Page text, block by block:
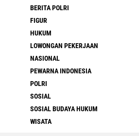
BERITA POLRI
FIGUR
HUKUM
LOWONGAN PEKERJAAN
NASIONAL
PEWARNA INDONESIA
POLRI
SOSIAL
SOSIAL BUDAYA HUKUM
WISATA